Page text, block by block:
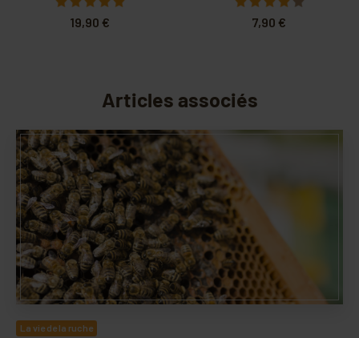
19,90 € 7,90 €
Articles associés
La vie de la ruche